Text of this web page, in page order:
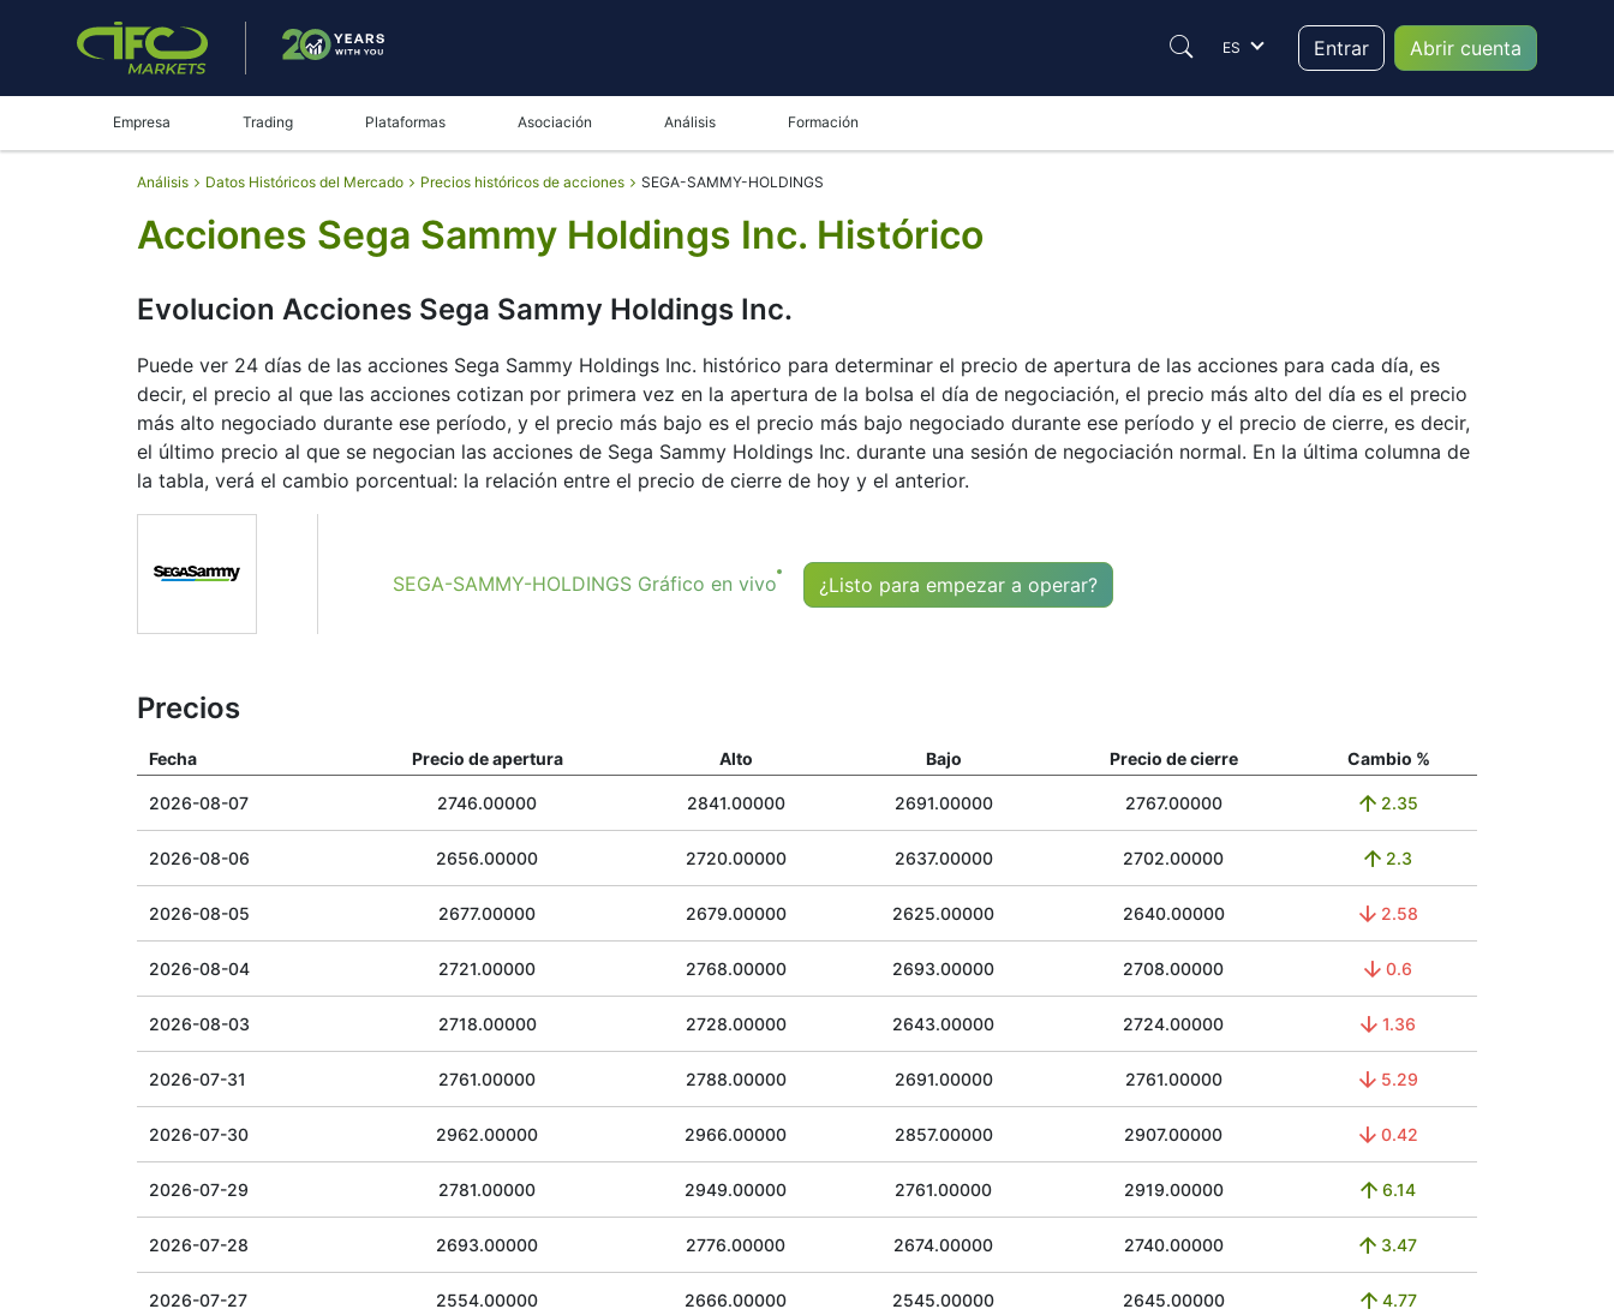
ES Entrar Abrir cuenta
Empresa Trading Plataformas Asociación Análisis Formación
Análisis Datos Históricos del Mercado Precios históricos de acciones SEGA-SAMMY-HOLDINGS
Acciones Sega Sammy Holdings Inc. Histórico
Evolucion Acciones Sega Sammy Holdings Inc.
Puede ver 24 días de las acciones Sega Sammy Holdings Inc. histórico para determinar el precio de apertura de las acciones para cada día, es
decir, el precio al que las acciones cotizan por primera vez en la apertura de la bolsa el día de negociación, el precio más alto del día es el precio
más alto negociado durante ese período, y el precio más bajo es el precio más bajo negociado durante ese período y el precio de cierre, es decir,
el último precio al que se negocian las acciones de Sega Sammy Holdings Inc. durante una sesión de negociación normal. En la última columna de
la tabla, verá el cambio porcentual: la relación entre el precio de cierre de hoy y el anterior.
SEGA-SAMMY-HOLDINGS Gráfico en vivo ¿Listo para empezar a operar?
Precios
Fecha Precio de apertura Alto Bajo Precio de cierre Cambio %
2026-08-07 2746.00000 2841.00000 2691.00000 2767.00000 2.35
2026-08-06 2656.00000 2720.00000 2637.00000 2702.00000 2.3
2026-08-05 2677.00000 2679.00000 2625.00000 2640.00000 2.58
2026-08-04 2721.00000 2768.00000 2693.00000 2708.00000 0.6
2026-08-03 2718.00000 2728.00000 2643.00000 2724.00000 1.36
2026-07-31 2761.00000 2788.00000 2691.00000 2761.00000 5.29
2026-07-30 2962.00000 2966.00000 2857.00000 2907.00000 0.42
2026-07-29 2781.00000 2949.00000 2761.00000 2919.00000 6.14
2026-07-28 2693.00000 2776.00000 2674.00000 2740.00000 3.47
2026-07-27 2554.00000 2666.00000 2545.00000 2645.00000 4.77